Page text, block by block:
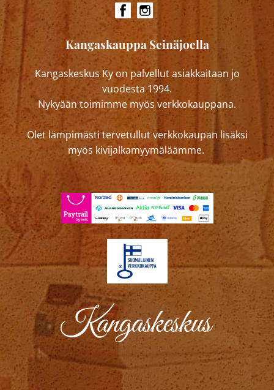
Kangaskauppa Seinäjoella
Kangaskeskus Ky on palvellut asiakkaitaan jo
vuodesta 1994.
Nykyään toimimme myös verkkokauppana.
Olet lämpimästi tervetullut verkkokaupan lisäksi
myös kivijalkamyymäläämme.